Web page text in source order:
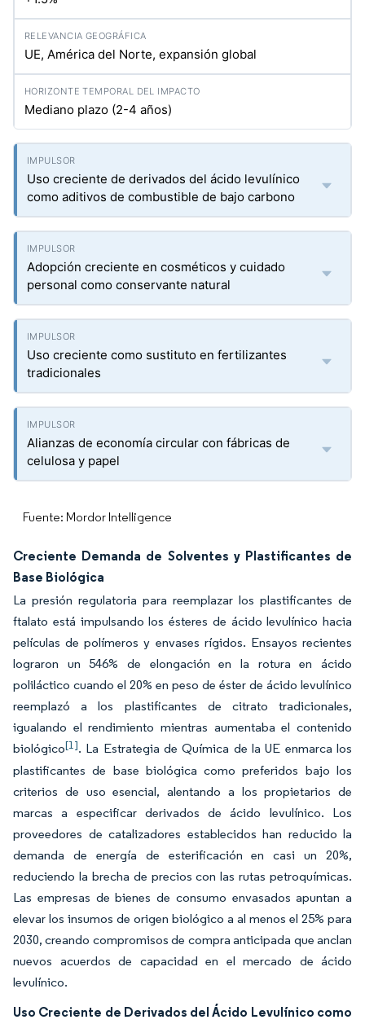
UE, América del Norte, expansión global
Mediano plazo (2-4 años)
Uso creciente de derivados del ácido levulínico
como aditivos de combustible de bajo carbono
Adopción creciente en cosméticos y cuidado
personal como conservante natural
Uso creciente como sustituto en fertilizantes
tradicionales
Alianzas de economía circular con fábricas de
celulosa y papel
Fuente: Mordor Intelligence
Creciente Demanda de Solventes y Plastificantes de
Base Biológica
La presión regulatoria para reemplazar los plastificantes de
ftalato está impulsando los ésteres de ácido levulínico hacia
películas de polímeros y envases rígidos. Ensayos recientes
lograron un 546% de elongación en la rotura en ácido
poliláctico cuando el 20% en peso de éster de ácido levulínico
reemplazó a los plastificantes de citrato tradicionales,
igualando el rendimiento mientras aumentaba el contenido
biológico[1]. La Estrategia de Química de la UE enmarca los
plastificantes de base biológica como preferidos bajo los
criterios de uso esencial, alentando a los propietarios de
marcas a especificar derivados de ácido levulínico. Los
proveedores de catalizadores establecidos han reducido la
demanda de energía de esterificación en casi un 20%,
reduciendo la brecha de precios con las rutas petroquímicas.
Las empresas de bienes de consumo envasados apuntan a
elevar los insumos de origen biológico a al menos el 25% para
2030, creando compromisos de compra anticipada que anclan
nuevos acuerdos de capacidad en el mercado de ácido
levulínico.
Uso Creciente de Derivados del Ácido Levulínico como